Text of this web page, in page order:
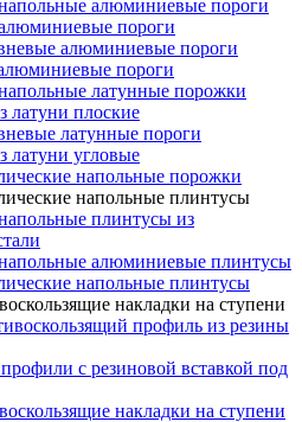
алюминиевые пороги
пороги
алюминиевые пороги
пороги
латунные порожки
латуни плоские
латунные пороги
латуни угловые
напольные порожки
напольные плинтусы
плинтусы из
алюминиевые плинтусы
напольные плинтусы
накладки на ступени
профиль из резины
с резиновой вставкой под
накладки на ступени